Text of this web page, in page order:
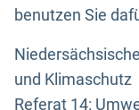
benutzen Sie
und Klimaschutz
Referat 14: